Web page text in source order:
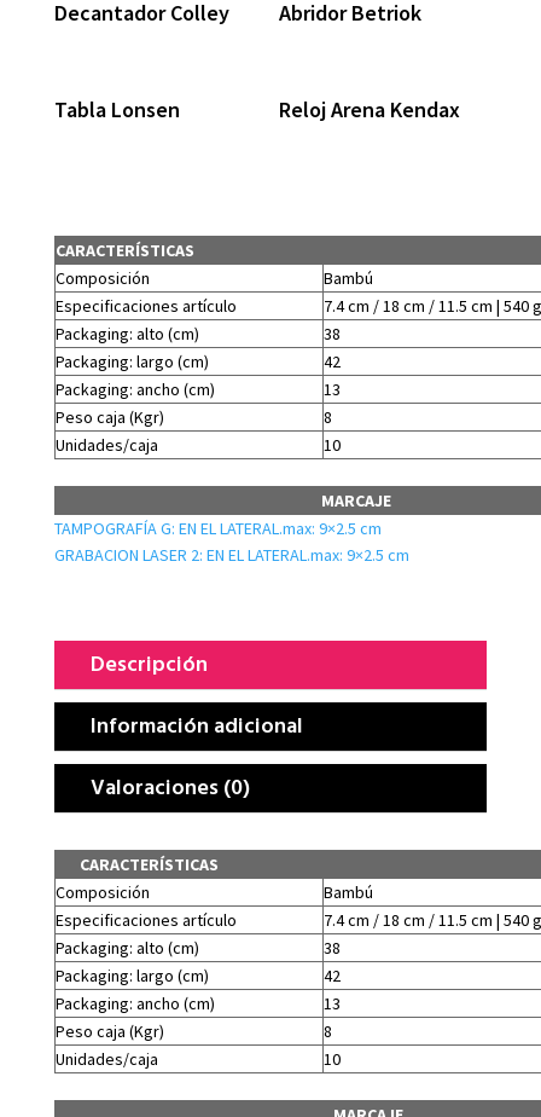
Decantador Colley Abridor Betriok
Tabla Lonsen Reloj Arena Kendax
CARACTERÍSTICAS
Composición
Bambú
Especificaciones artículo
7.4 cm / 18 cm / 11.5 cm | 540
Packaging: alto (cm)
38
Packaging: largo (cm)
42
Packaging: ancho (cm)
13
Peso caja (Kgr)
8
Unidades/caja
10
MARCAJE
TAMPOGRAFÍA G: EN EL LATERAL.max: 9×2.5 cm
GRABACION LASER 2: EN EL LATERAL.max: 9×2.5 cm
Descripción
Información adicional
Valoraciones (0)
CARACTERÍSTICAS
Composición
Bambú
Especificaciones artículo
7.4 cm / 18 cm / 11.5 cm | 540
Packaging: alto (cm)
38
Packaging: largo (cm)
42
Packaging: ancho (cm)
13
Peso caja (Kgr)
8
Unidades/caja
10